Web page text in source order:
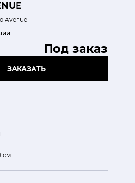
Avenue
см
Под заказ
ЗАКАЗАТЬ